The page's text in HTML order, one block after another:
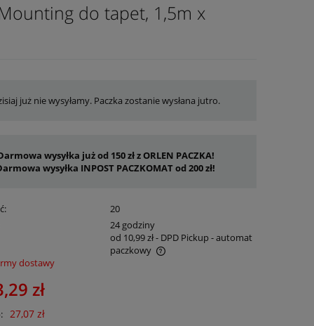
do tapet, 1,5m x
już nie wysyłamy. Paczka zostanie wysłana jutro.
wysyłka już od 150 zł z ORLEN PACZKA!
wysyłka INPOST PACZKOMAT od 200 zł!
20
24 godziny
od 10,99 zł- DPD Pickup - automat
paczkowy
nie zawiera ewentualnych kosztów
dostawy
zł
27,07 zł